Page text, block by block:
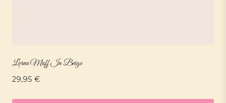
Lorna Muff In Beige
29,95 €